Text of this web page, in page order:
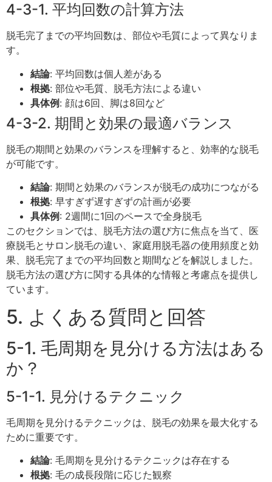
4-3-1. 平均回数の計算方法
脱毛完了までの平均回数は、部位や毛質によって異なりま
す。
結論: 平均回数は個人差がある
根拠: 部位や毛質、脱毛方法による違い
具体例: 顔は6回、脚は8回など
4-3-2. 期間と効果の最適バランス
脱毛の期間と効果のバランスを理解すると、効率的な脱毛
が可能です。
結論: 期間と効果のバランスが脱毛の成功につながる
根拠: 早すぎず遅すぎずの計画が必要
具体例 : 2週間に1回のペースで全身脱毛
このセクションでは、脱毛方法の選び方に焦点を当て、医
療脱毛とサロン脱毛の違い、家庭用脱毛器の使用頻度と効
果、脱毛完了までの平均回数と期間などを解説しました。
脱毛方法の選び方に関する具体的な情報と考慮点を提供し
ています。
5. よくある質問と回答
5-1. 毛周期を見分ける方法はある
か？
5-1-1. 見分けるテクニック
毛周期を見分けるテクニックは、脱毛の効果を最大化する
ために重要です。
結論: 毛周期を見分けるテクニックは存在する
根拠: 毛の成長段階に応じた観察